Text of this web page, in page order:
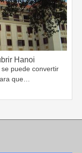
Hanoi
puede convertir
que…